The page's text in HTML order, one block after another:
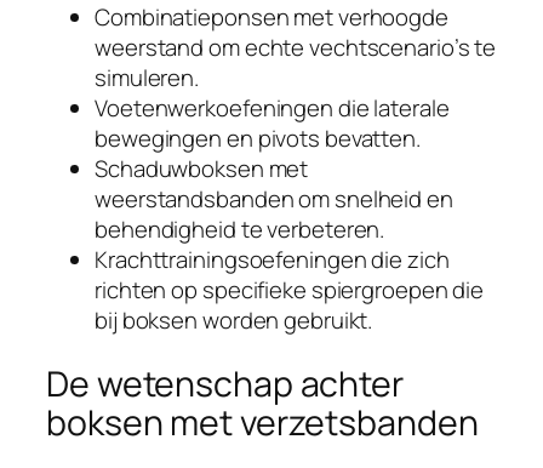
Combinatieponsen met verhoogde
weerstand om echte vechtscenario’s te
simuleren.
Voetenwerkoefeningen die laterale
bewegingen en pivots bevatten.
Schaduwboksen met
weerstandsbanden om snelheid en
behendigheid te verbeteren.
Krachttrainingsoefeningen die zich
richten op specifieke spiergroepen die
bij boksen worden gebruikt.
De wetenschap achter
boksen met verzetsbanden